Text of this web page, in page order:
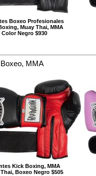
Boxeo Profesionales
Muay Thai, MMA
Color Negro $930
MMA
Kick Boxing, MMA
Boxeo Negro $505